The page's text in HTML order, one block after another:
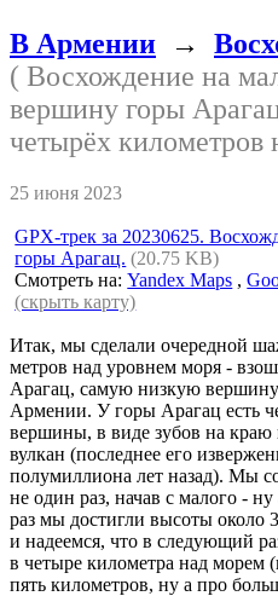
В Армении →
( Восхождение на
вершину горы
четырёх километров
25 июня 2023
GPX-трек за 20230625.
горы Арагац. (20.75 KB)
Смотреть на:Yandex Maps ,
(скрыть карту)
Итак, мы сделали очередной
метров над уровнем моря -
Арагац, самую низкую
Армении. У горы Арагац есть
вершины, в виде зубов на краю
вулкан (последнее его
полумиллиона лет назад). Мы
не один раз, начав с малого -
раз мы достигли высоты около
и надеемся, что в следующий
в четыре километра над морем
пять километров, ну а про